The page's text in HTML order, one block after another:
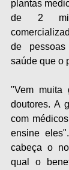
plantas
de 2
de
saúde que o
"Vem muita
doutores. A
com
ensine
cabeça o
qual o